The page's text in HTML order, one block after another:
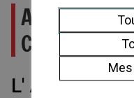
Archives
Commune
L'